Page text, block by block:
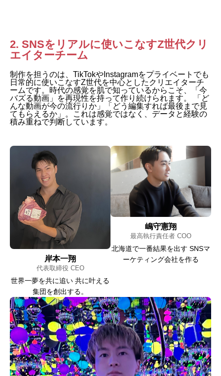
2. SNSをリアルに使いこなすZ世代クリ
エイターチーム
制作を担うのは、TikTokやInstagramをプライベートでも
日常的に使いこなすZ世代を中心としたクリエイターチ
ームです。時代の感覚を肌で知っているからこそ、「今
バズる動画」を再現性を持って作り続けられます。 「ど
んな動画が今の流行りか」「どう編集すれば最後まで見
てもらえるか」。これは感覚ではなく、データと経験の
積み重ねで判断しています。
岸本一翔
代表取締役 CEO
世界一夢を共に追い 共に叶える
集団を創出する。
嶋守憲翔
最高執行責任者 COO
北海道で一番結果を出す SNSマ
ーケティング会社を作る